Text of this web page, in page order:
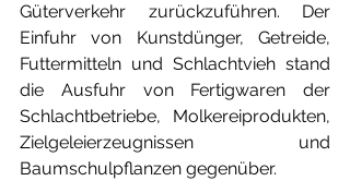
Güterverkehr zurückzuführen. Der
Einfuhr von Kunstdünger, Getreide,
Futtermitteln und Schlachtvieh stand
die Ausfuhr von Fertigwaren der
Schlachtbetriebe, Molkereiprodukten,
Zielgeleierzeugnissen und
Baumschulpflanzen gegenüber.